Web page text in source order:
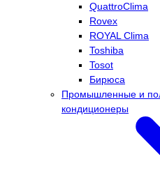
QuattroClima
Rovex
ROYAL Clima
Toshiba
Tosot
Бирюса
Промышленные и
кондиционеры